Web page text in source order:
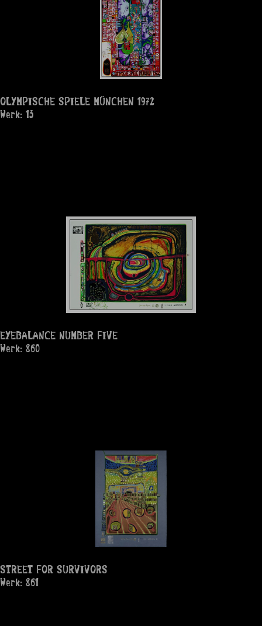
OLYMPISCHE SPIELE MÜNCHEN 1972
Werk: 13
EYEBALANCE NUMBER FIVE
Werk: 860
STREET FOR SURVIVORS
Werk: 861